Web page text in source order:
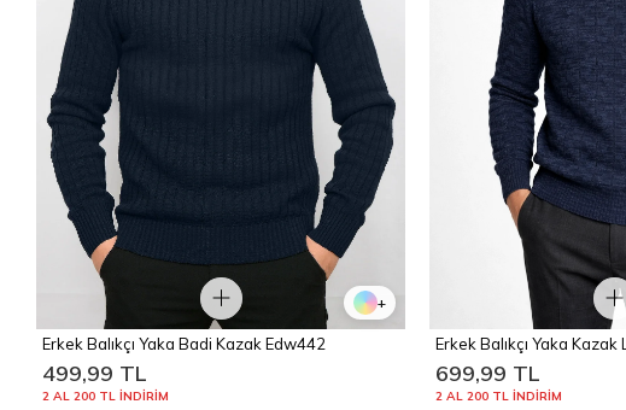
+
Erkek Balıkçı Yaka Badi Kazak Edw442
499,99 TL
2 AL 200 TL İNDİRİM
Erkek Balıkçı Yaka
699,99 TL
2 AL 200 TL İNDİRİM